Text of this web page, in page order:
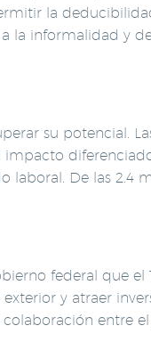
la
la informalidad y
su potencial.
impacto
De las 2.4
federal que el
y atraer
entre